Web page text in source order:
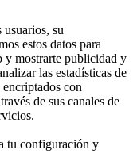
usuarios, su
estos datos para
y mostrarte publicidad y
las estadísticas de
con
de sus canales de
tu configuración y